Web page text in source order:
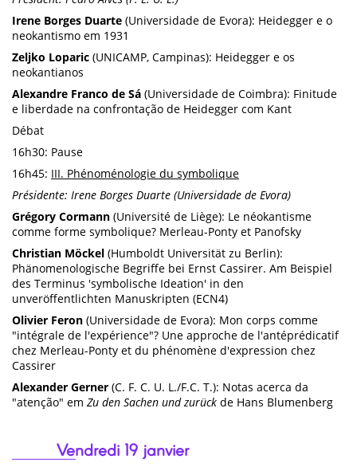
Irene Borges Duarte (Universidade de Evora): Heidegger e o
neokantismo em 1931
Zeljko Loparic (UNICAMP, Campinas): Heidegger e os
neokantianos
Alexandre Franco de Sá (Universidade de Coimbra): Finitude
e liberdade na confrontação de Heidegger com Kant
Débat
16h30: Pause
16h45: III. Phénoménologie du symbolique
Présidente: Irene Borges Duarte (Universidade de Evora)
Grégory Cormann (Université de Liège): Le néokantisme
comme forme symbolique? Merleau-Ponty et Panofsky
Christian Möckel (Humboldt Universität zu Berlin):
Phänomenologische Begriffe bei Ernst Cassirer. Am Beispiel
des Terminus 'symbolische Ideation' in den
unveröffentlichten Manuskripten (ECN4)
Olivier Feron (Universidade de Evora): Mon corps comme
"intégrale de l'expérience"? Une approche de l'antéprédicatif
chez Merleau-Ponty et du phénomène d'expression chez
Cassirer
Alexander Gerner (C. F. C. U. L./F.C. T.): Notas acerca da
"atenção" em Zu den Sachen und zurück de Hans Blumenberg
Vendredi 19 janvier